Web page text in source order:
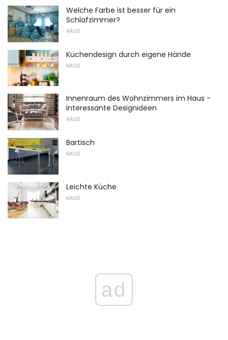
Welche Farbe ist besser für ein
Schlafzimmer?
HAUS
Küchendesign durch eigene Hände
HAUS
Innenraum des Wohnzimmers im Haus -
interessante Designideen
HAUS
Bartisch
HAUS
Leichte Küche
HAUS
ad